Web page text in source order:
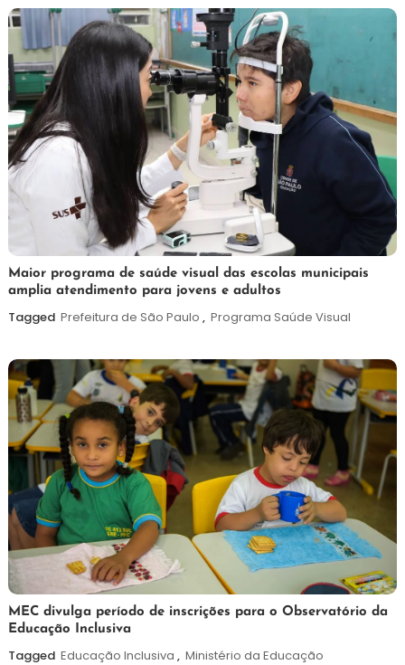
7
de
agosto
Maurilio
Maior programa de saúde visual das escolas municipais
amplia atendimento para jovens e adultos
Tagged Prefeitura de São Paulo , Programa Saúde Visual
7
de
agosto
Maurilio
MEC divulga período de inscrições para o Observatório da
Educação Inclusiva
Tagged Educação Inclusiva , Ministério da Educação